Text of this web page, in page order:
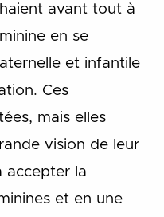
avant tout à
en se
et infantile
Ces
mais elles
vision de leur
accepter la
et en une